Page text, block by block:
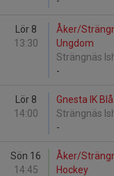
Lör 8
13:30
Åker/
Ungdom
Strängnäs
-
Lör 8
14:00
Gnesta IK
Strängnäs
-
Sön 16
14:45
Åker/
Hockey